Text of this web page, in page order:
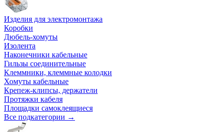
Изделия для электромонтажа
Коробки
Дюбель-хомуты
Изолента
Наконечники кабельные
Гильзы соединительные
Клеммники, клеммные колодки
Хомуты кабельные
Крепеж-клипсы, держатели
Протяжки кабеля
Площадки самоклеящиеся
Все подкатегории →